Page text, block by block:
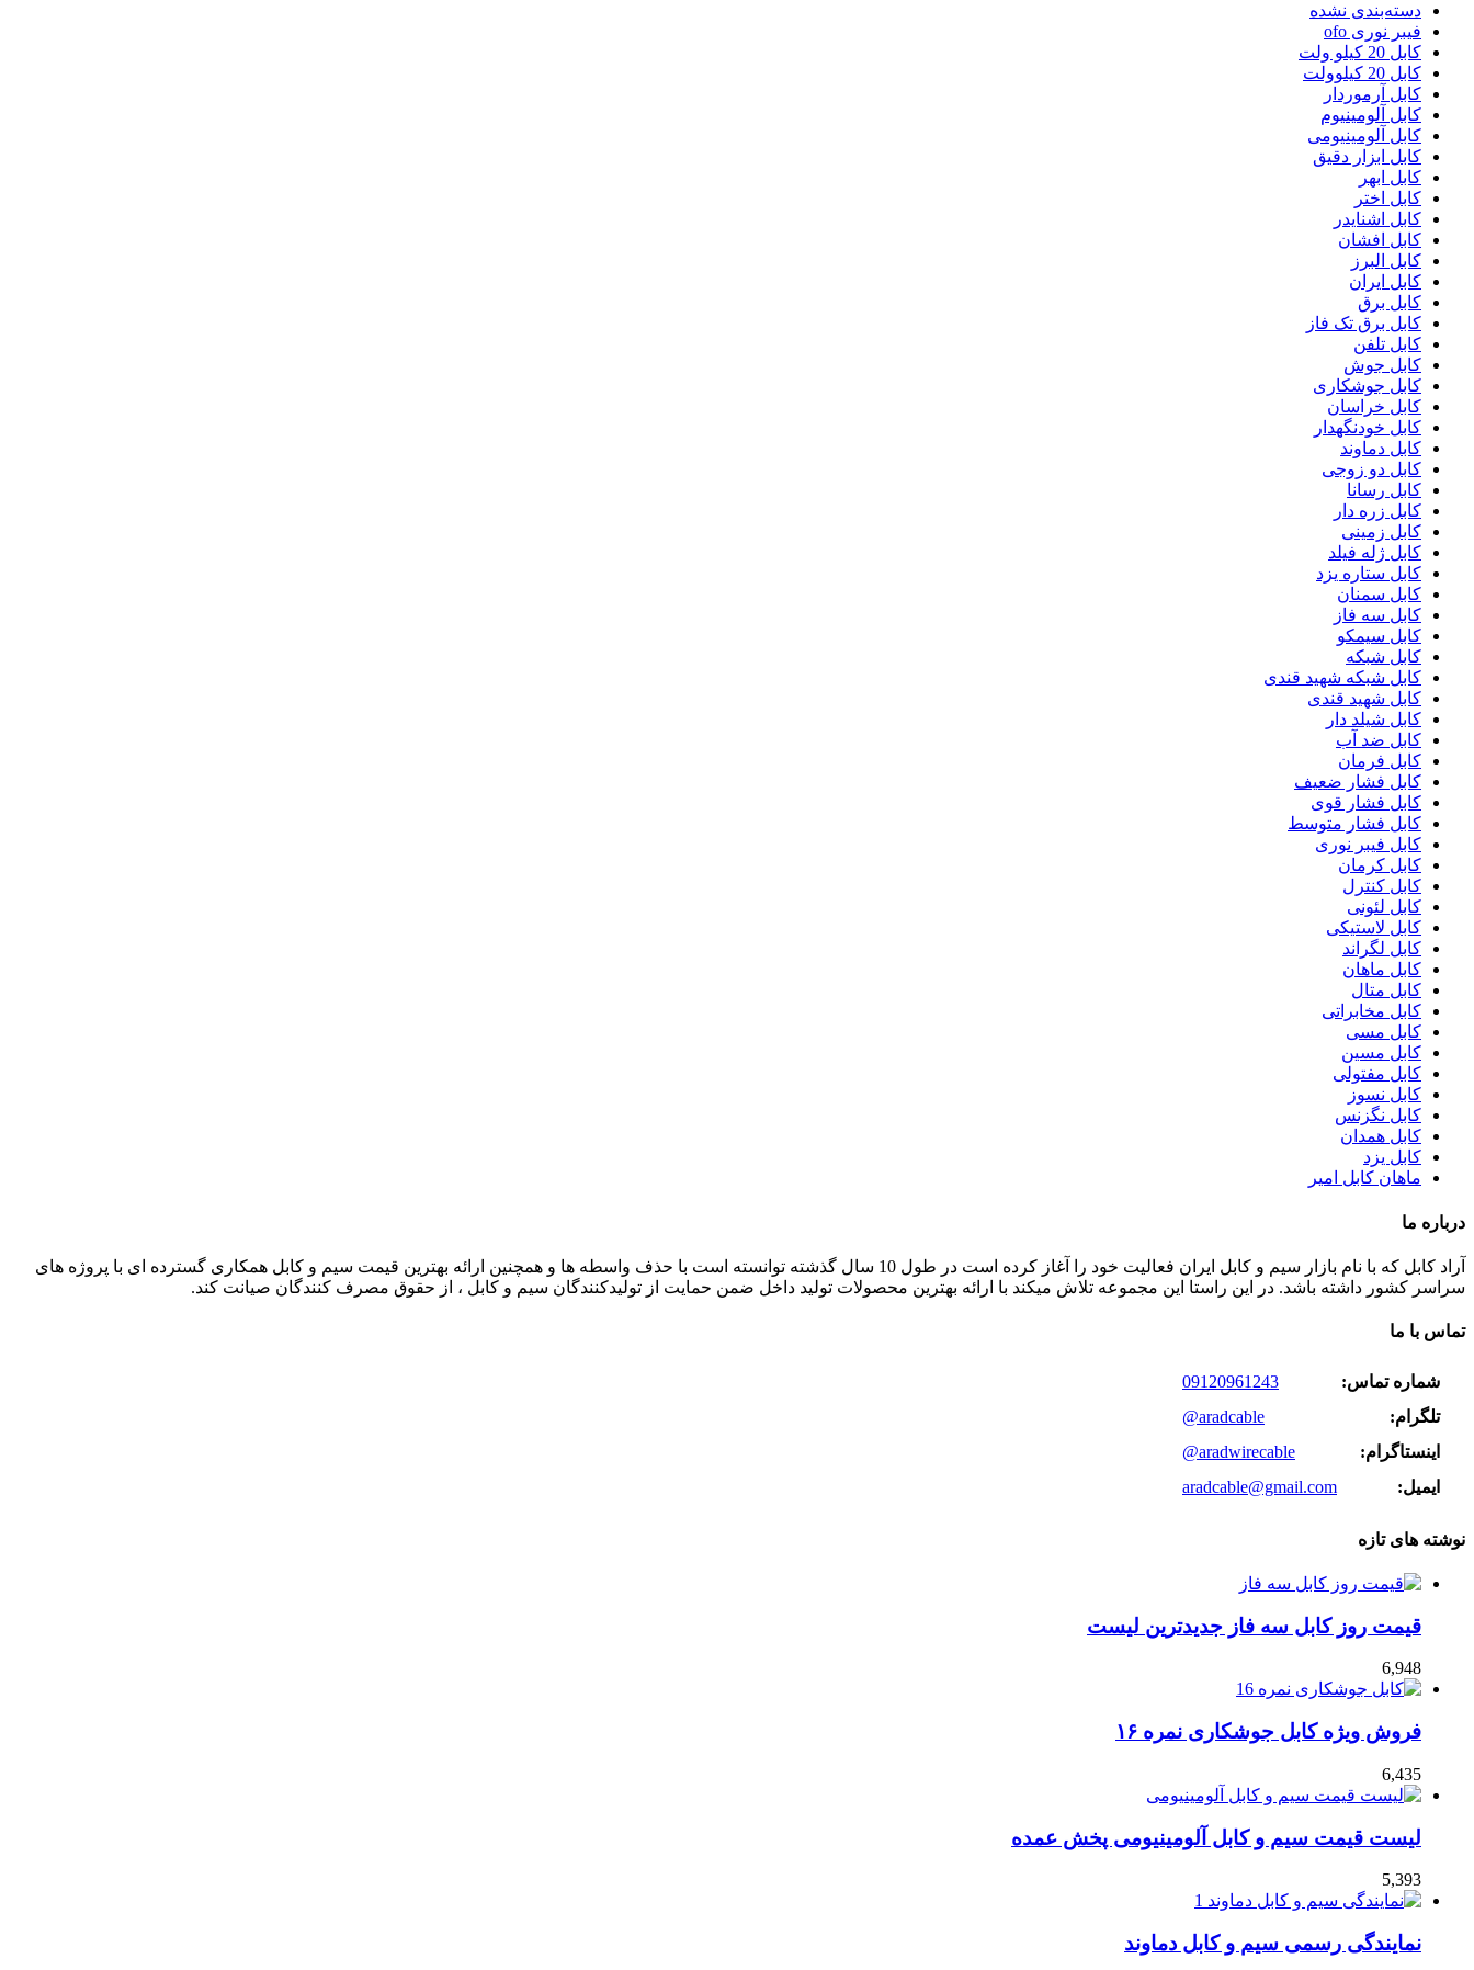
دسته‌بندی نشده
فیبر نوری ofo
کابل 20 کیلو ولت
کابل 20 کیلوولت
کابل آرموردار
کابل آلومینیوم
کابل آلومینیومی
کابل ابزار دقیق
کابل ابهر
کابل اختر
کابل اشنایدر
کابل افشان
کابل البرز
کابل ایران
کابل برق
کابل برق تک فاز
کابل تلفن
کابل جوش
کابل جوشکاری
کابل خراسان
کابل خودنگهدار
کابل دماوند
کابل دو زوجی
کابل رسانا
کابل زره دار
کابل زمینی
کابل ژله فیلد
کابل ستاره یزد
کابل سمنان
کابل سه فاز
کابل سیمکو
کابل شبکه
کابل شبکه شهید قندی
کابل شهید قندی
کابل شیلد دار
کابل ضد آب
کابل فرمان
کابل فشار ضعیف
کابل فشار قوی
کابل فشار متوسط
کابل فیبر نوری
کابل کرمان
کابل کنترل
کابل لئونی
کابل لاستیکی
کابل لگراند
کابل ماهان
کابل متال
کابل مخابراتی
کابل مسی
کابل مسین
کابل مفتولی
کابل نسوز
کابل نگزنس
کابل همدان
کابل یزد
ماهان کابل امیر
درباره ما
آراد کابل که با نام بازار سیم و کابل ایران فعالیت خود را آغاز کرده است در طول 10 سال گذشته توانسته است با حذف واسطه ها و همچنین ارائه بهترین قیمت سیم و کابل همکاری گسترده ای با پروژه های
سراسر کشور داشته باشد. در این راستا این مجموعه تلاش میکند با ارائه بهترین محصولات تولید داخل ضمن حمایت از تولیدکنندگان سیم و کابل ، از حقوق مصرف کنندگان صیانت کند.
تماس با ما
شماره تماس:
09120961243
تلگرام:
@aradcable
اینستاگرام:
@aradwirecable
ایمیل:
aradcable@gmail.com
نوشته های تازه
قیمت روز کابل سه فاز جدیدترین لیست
6,948
فروش ویژه کابل جوشکاری نمره ۱۶
6,435
لیست قیمت سیم و کابل آلومینیومی پخش عمده
5,393
نمایندگی رسمی سیم و کابل دماوند